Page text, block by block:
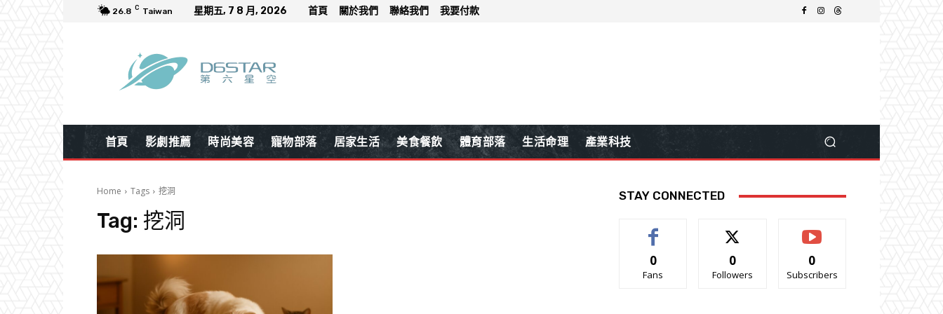
26.8 C Taiwan 星期五, 7 8 月, 2026 首頁 關於我們 聯絡我們 我要付款
首頁 影劇推薦 時尚美容 寵物部落 居家生活 美食餐飲 體育部落 生活命理 產業科技
Home Tags 挖洞
Tag: 挖洞
STAY CONNECTED
0
Fans
0
Followers
0
Subscribers